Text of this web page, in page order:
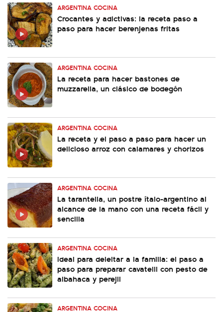
ARGENTINA COCINA
Crocantes y adictivas: la receta paso a
paso para hacer berenjenas fritas
ARGENTINA COCINA
La receta para hacer bastones de
muzzarella, un clásico de bodegón
ARGENTINA COCINA
La receta y el paso a paso para hacer un
delicioso arroz con calamares y chorizos
ARGENTINA COCINA
La tarantella, un postre ítalo-argentino al
alcance de la mano con una receta fácil y
sencilla
ARGENTINA COCINA
Ideal para deleitar a la familia: el paso a
paso para preparar cavatelli con pesto de
albahaca y perejil
ARGENTINA COCINA